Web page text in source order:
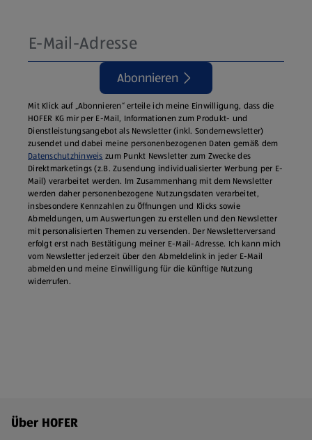
Abonnieren
Mit Klick auf „Abonnieren“ erteile ich meine Einwilligung, dass die
HOFER KG mir per E-Mail, Informationen zum Produkt- und
Dienstleistungsangebot als Newsletter (inkl. Sondernewsletter)
zusendet und dabei meine personenbezogenen Daten gemäß dem
Datenschutzhinweis zum Punkt Newsletter zum Zwecke des
Direktmarketings (z.B. Zusendung individualisierter Werbung per E-
Mail) verarbeitet werden. Im Zusammenhang mit dem Newsletter
werden daher personenbezogene Nutzungsdaten verarbeitet,
insbesondere Kennzahlen zu Öffnungen und Klicks sowie
Abmeldungen, um Auswertungen zu erstellen und den Newsletter
mit personalisierten Themen zu versenden. Der Newsletterversand
erfolgt erst nach Bestätigung meiner E-Mail-Adresse. Ich kann mich
vom Newsletter jederzeit über den Abmeldelink in jeder E‑Mail
abmelden und meine Einwilligung für die künftige Nutzung
widerrufen.
Fußzeilenmenü - weitere Links
Über HOFER